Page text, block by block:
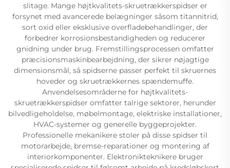
slitage. Mange højtkvalitets-skruetrækkerspidser er
forsynet med avancerede belægninger såsom titannitrid,
sort oxid eller eksklusive overfladebehandlinger, der
forbedrer korrosionsbestandigheden og reducerer
gnidning under brug. Fremstillingsprocessen omfatter
præcisionsmaskinbearbejdning, der sikrer nøjagtige
dimensionsmål, så spidserne passer perfekt til skruernes
hoveder og skruetrækkernes spændemuffe.
Anvendelsesområderne for højtkvalitets-
skruetrækkerspidser omfatter talrige sektorer, herunder
bilvedligeholdelse, møbelmontage, elektriske installationer,
HVAC-systemer og generelle byggeprojekter.
Professionelle mekanikere stoler på disse spidser til
motorarbejde, bremse-reparationer og montering af
interiorkomponenter. Elektronikteknikere bruger